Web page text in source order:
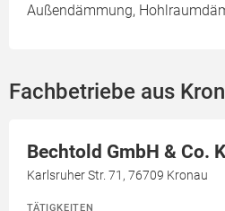
Außendämmung,
Fachbetriebe aus
Bechtold GmbH & Co.
Karlsruher Str. 71, 76709 Kronau
TÄTIGKEITEN